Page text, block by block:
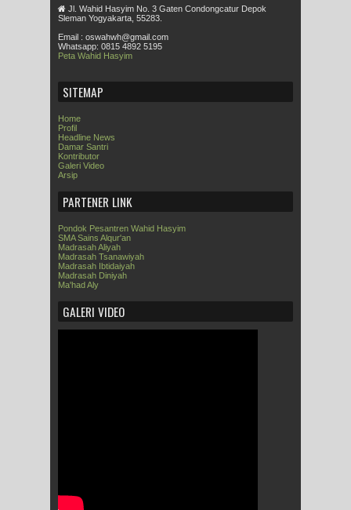
Jl. Wahid Hasyim No. 3 Gaten Condongcatur Depok
Sleman Yogyakarta, 55283.
Email : oswahwh@gmail.com
Whatsapp: 0815 4892 5195
Peta Wahid Hasyim
SITEMAP
Home
Profil
Headline News
Damar Santri
Kontributor
Galeri Video
Arsip
PARTENER LINK
Pondok Pesantren Wahid Hasyim
SMA Sains Alqur'an
Madrasah Aliyah
Madrasah Tsanawiyah
Madrasah Ibtidaiyah
Madrasah Diniyah
Ma'had Aly
GALERI VIDEO